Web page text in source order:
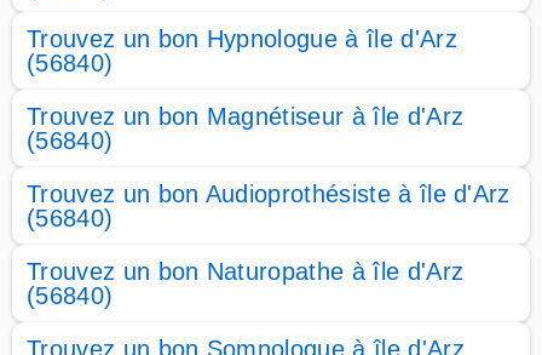
Trouvez un bon Hypnologue à île d'Arz
(56840)
Trouvez un bon Magnétiseur à île d'Arz
(56840)
Trouvez un bon Audioprothésiste à île d'Arz
(56840)
Trouvez un bon Naturopathe à île d'Arz
(56840)
Trouvez un bon Somnologue à île d'Arz